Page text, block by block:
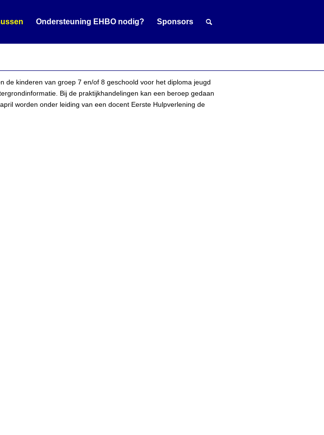
Ondersteuning EHBO nodig? Sponsors
de kinderen van groep 7 en/of 8 geschoold voor het diploma jeugd
Bij de praktijkhandelingen kan een beroep gedaan
worden onder leiding van een docent Eerste Hulpverlening de